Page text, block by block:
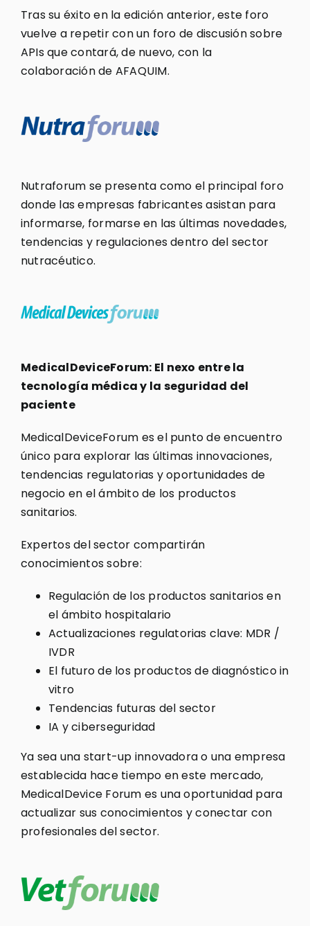
Tras su éxito en la edición anterior, este foro
vuelve a repetir con un foro de discusión sobre
APIs que contará, de nuevo, con la
colaboración de AFAQUIM.
Nutraforum se presenta como el principal foro
donde las empresas fabricantes asistan para
informarse, formarse en las últimas novedades,
tendencias y regulaciones dentro del sector
nutracéutico.
MedicalDeviceForum: El nexo entre la
tecnología médica y la seguridad del
paciente
MedicalDeviceForum es el punto de encuentro
único para explorar las últimas innovaciones,
tendencias regulatorias y oportunidades de
negocio en el ámbito de los productos
sanitarios.
Expertos del sector compartirán
conocimientos sobre:
Regulación de los productos sanitarios en
el ámbito hospitalario
Actualizaciones regulatorias clave: MDR /
IVDR
El futuro de los productos de diagnóstico in
vitro
Tendencias futuras del sector
IA y ciberseguridad
Ya sea una start-up innovadora o una empresa
establecida hace tiempo en este mercado,
MedicalDevice Forum es una oportunidad para
actualizar sus conocimientos y conectar con
profesionales del sector.